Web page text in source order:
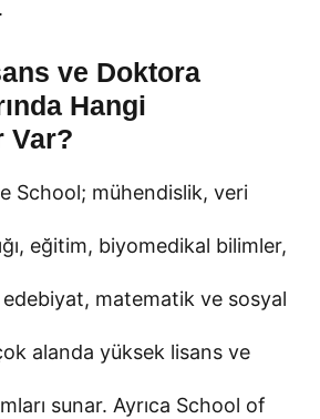
ve Doktora
Hangi
Var?
School; mühendislik, veri
eğitim, biyomedikal bilimler,
matematik ve sosyal
alanda yüksek lisans ve
sunar. Ayrıca School of